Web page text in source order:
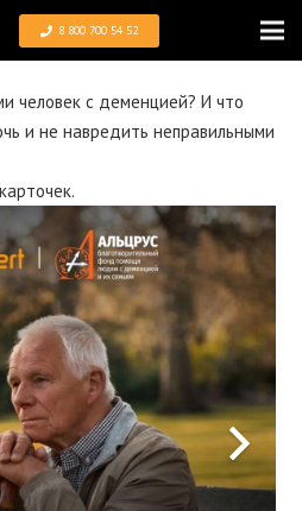
8 800 700 54 52
человек с деменцией? И что
и не навредить неправильными